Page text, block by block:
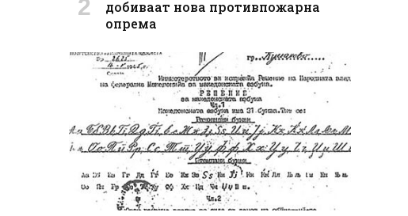
добиваат нова противпожарна
опрема